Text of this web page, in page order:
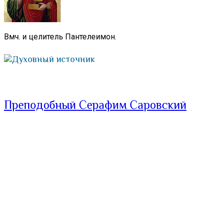
Вмч. и целитель Пантелеимон.
Духовный источник
Преподобный Серафим Саровский